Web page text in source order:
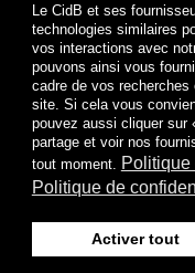
Le CidB et ses
technologies similaires
vos interactions avec
pouvons ainsi vous
cadre de vos
site. Si cela vous
pouvez aussi cliquer sur
partage et voir nos
tout moment.
Politique de
Activer tout
J’ai lu et j’accepte
Politique de
Je m'abonne